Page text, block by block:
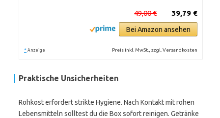
39,79 €
49,00 €
Bei Amazon ansehen
* Anzeige Preis inkl. MwSt., zzgl. Versandkosten
Praktische Unsicherheiten
Rohkost erfordert strikte Hygiene. Nach Kontakt mit rohen
Lebensmitteln solltest du die Box sofort reinigen. Getränke